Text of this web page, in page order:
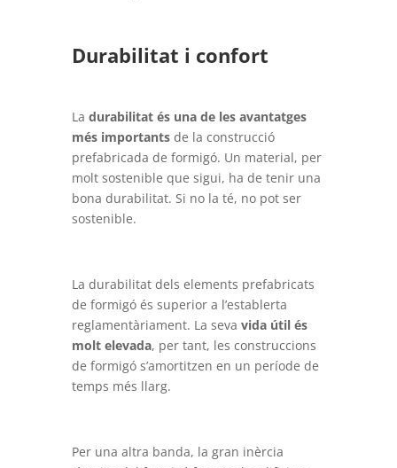
Durabilitat i confort
La durabilitat és una de les avantatges
més importantsde la construcció
prefabricada de formigó. Un material, per
molt sostenible que sigui, ha de tenir una
bona durabilitat. Si no la té, no pot ser
sostenible.
La durabilitat dels elements prefabricats
de formigó és superior a l’establerta
reglamentàriament. La seva vida útil és
molt elevada, per tant, les construccions
de formigó s’amortitzen en un període de
temps més llarg.
Per una altra banda, la gran inèrcia